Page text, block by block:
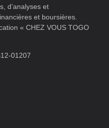
d’analyses et
et boursières.
« CHEZ VOUS TOGO
01207